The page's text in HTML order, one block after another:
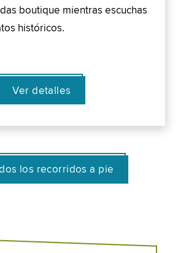
boutique mientras escuchas
históricos.
Ver detalles
los recorridos a pie